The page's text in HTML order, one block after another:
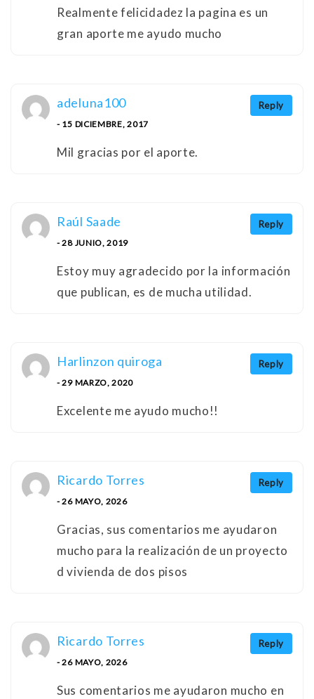
Realmente felicidadez la pagina es un
gran aporte me ayudo mucho
Reply
adeluna100
- 15 DICIEMBRE, 2017
Mil gracias por el aporte.
Reply
Raúl Saade
- 28 JUNIO, 2019
Estoy muy agradecido por la información
que publican, es de mucha utilidad.
Reply
Harlinzon quiroga
- 29 MARZO, 2020
Excelente me ayudo mucho!!
Reply
Ricardo Torres
- 26 MAYO, 2026
Gracias, sus comentarios me ayudaron
mucho para la realización de un proyecto
d vivienda de dos pisos
Reply
Ricardo Torres
- 26 MAYO, 2026
Sus comentarios me ayudaron mucho en